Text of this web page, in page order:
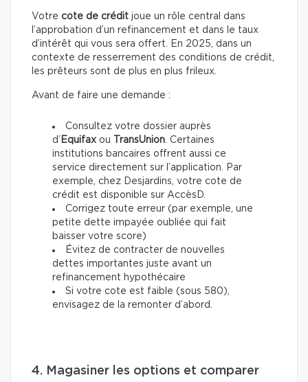
Votre cote de crédit joue un rôle central dans
l’approbation d’un refinancement et dans le taux
d’intérêt qui vous sera offert. En 2025, dans un
contexte de resserrement des conditions de crédit,
les prêteurs sont de plus en plus frileux.
Avant de faire une demande :
Consultez votre dossier auprès
d’ Equifax ou TransUnion. Certaines
institutions bancaires offrent aussi ce
service directement sur l’application. Par
exemple, chez Desjardins, votre cote de
crédit est disponible sur AccèsD.
Corrigez toute erreur (par exemple, une
petite dette impayée oubliée qui fait
baisser votre score)
Évitez de contracter de nouvelles
dettes importantes juste avant un
refinancement hypothécaire
Si votre cote est faible (sous 580),
envisagez de la remonter d’abord.
4. Magasiner les options et comparer